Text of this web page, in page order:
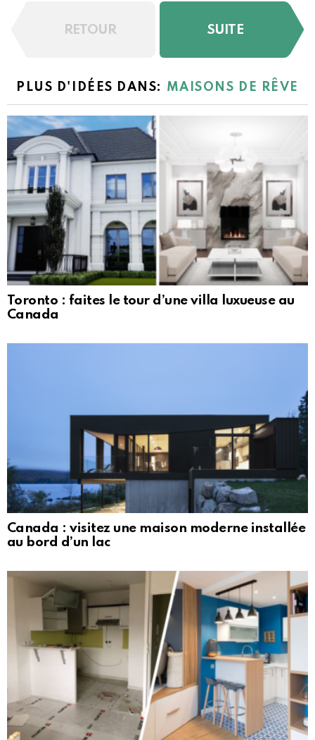
RETOUR SUITE
PLUS D'IDÉES DANS: MAISONS DE RÊVE
Toronto : faites le tour d’une villa luxueuse au
Canada
Canada : visitez une maison moderne installée
au bord d’un lac